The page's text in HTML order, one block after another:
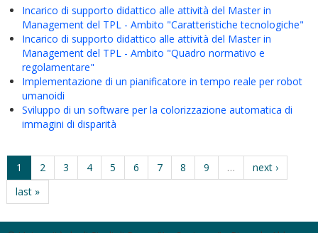
Incarico di supporto didattico alle attività del Master in
Management del TPL - Ambito "Caratteristiche tecnologiche"
Incarico di supporto didattico alle attività del Master in
Management del TPL - Ambito "Quadro normativo e
regolamentare"
Implementazione di un pianificatore in tempo reale per robot
umanoidi
Sviluppo di un software per la colorizzazione automatica di
immagini di disparità
1 2 3 4 5 6 7 8 9 …
next ›
last »